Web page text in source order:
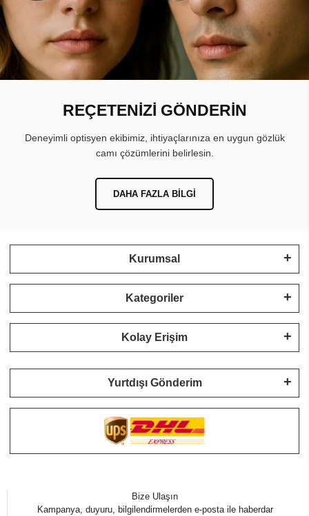
REÇETENİZİ GÖNDERİN
Deneyimli optisyen ekibimiz, ihtiyaçlarınıza en uygun gözlük
camı çözümlerini belirlesin.
DAHA FAZLA BILGI
Kurumsal
Kategoriler
Kolay Erişim
Yurtdışı Gönderim
Bize Ulaşın
Kampanya, duyuru, bilgilendirmelerden e-posta ile haberdar